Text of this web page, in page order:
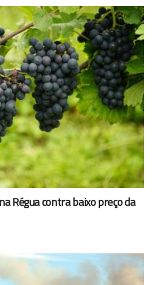
Régua contra baixo preço da